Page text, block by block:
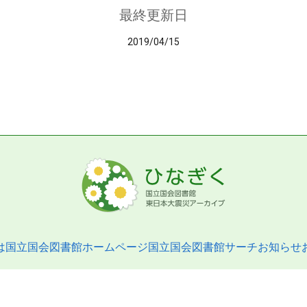
最終更新日
2019/04/15
国立国会図書館ホームページ国立国会図書館サーチお知らせ